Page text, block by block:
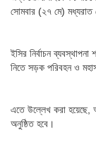
সোমবার (২৭ মে) মধ্যরাত
ইসির নির্বাচন
নিতে সড়ক পরিবহন ও
এতে উল্লেখ করা হয়েছে,
অনুষ্ঠিত হবে।